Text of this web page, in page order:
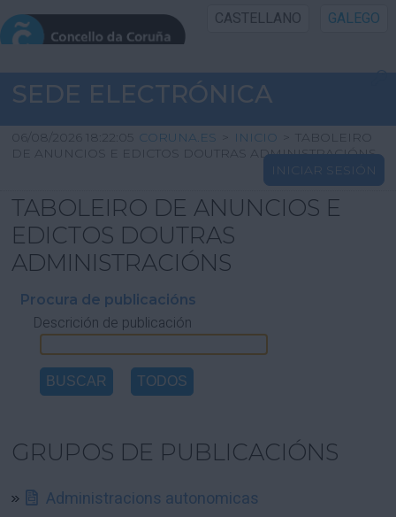
CASTELLANO GALEGO
INICIO SEDE
INICIO
INFORMACIÓN PÚBLICA
CARTAFOL CIDADÁN
UTILIDADES
AXUDA
SEDE ELECTRÓNICA
06/08/2026 18:22:05 CORUNA.ES > INICIO > TABOLEIRO
DE ANUNCIOS E EDICTOS DOUTRAS ADMINISTRACIÓNS
INICIAR SESIÓN
TABOLEIRO DE ANUNCIOS E
EDICTOS DOUTRAS
ADMINISTRACIÓNS
Procura de publicacións
Descrición de publicación
GRUPOS DE PUBLICACIÓNS
Administracions autonomicas